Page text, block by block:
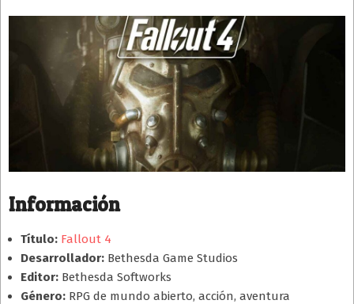
Información
Título: Fallout 4
Desarrollador: Bethesda Game Studios
Editor: Bethesda Softworks
Género: RPG de mundo abierto, acción, aventura